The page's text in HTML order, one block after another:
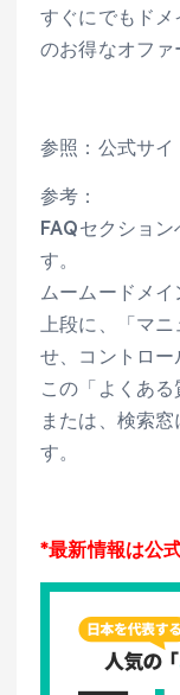
すぐにでもドメ
のお得なオファ
参照：公式サイ
参考：
FAQセクショ
す。
ムームードメイ
上段に、「マ
せ、コントロー
この「よくある
または、検索
す。
*最新情報は公